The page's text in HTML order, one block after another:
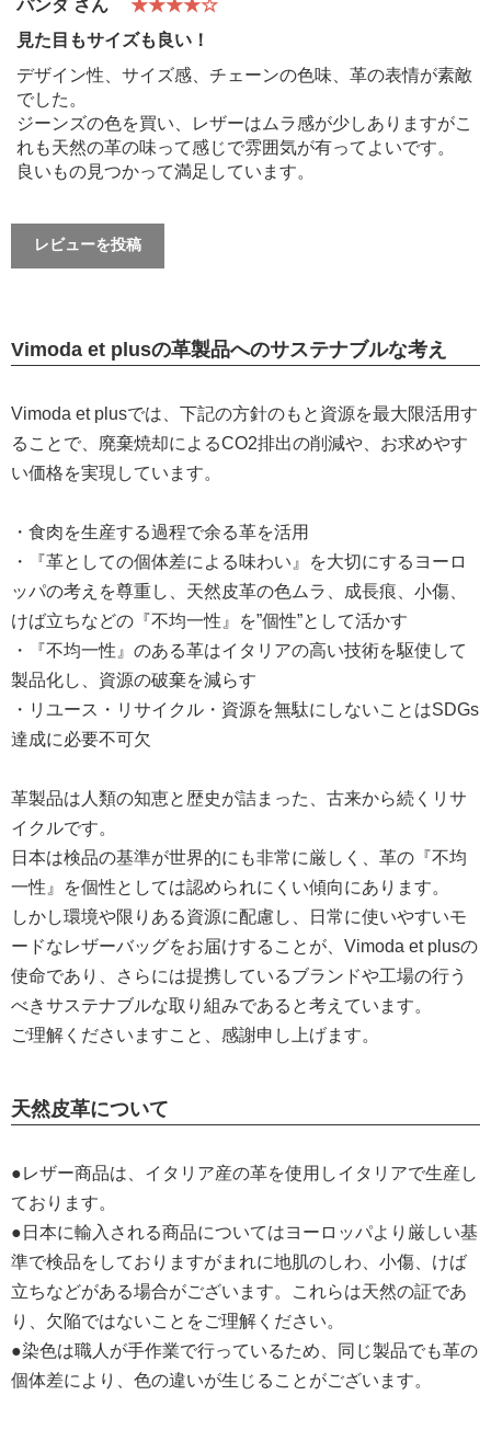
パンダ さん
★★★★☆
見た目もサイズも良い！
デザイン性、サイズ感、チェーンの色味、革の表情が素敵
でした。
ジーンズの色を買い、レザーはムラ感が少しありますがこ
れも天然の革の味って感じで雰囲気が有ってよいです。
良いもの見つかって満足しています。
レビューを投稿
Vimoda et plusの革製品へのサステナブルな考え
Vimoda et plusでは、下記の方針のもと資源を最大限活用す
ることで、廃棄焼却によるCO2排出の削減や、お求めやす
い価格を実現しています。
・食肉を生産する過程で余る革を活用
・『革としての個体差による味わい』を大切にするヨーロ
ッパの考えを尊重し、天然皮革の色ムラ、成長痕、小傷、
けば立ちなどの『不均一性』を”個性”として活かす
・『不均一性』のある革はイタリアの高い技術を駆使して
製品化し、資源の破棄を減らす
・リユース・リサイクル・資源を無駄にしないことはSDGs
達成に必要不可欠
革製品は人類の知恵と歴史が詰まった、古来から続くリサ
イクルです。
日本は検品の基準が世界的にも非常に厳しく、革の『不均
一性』を個性としては認められにくい傾向にあります。
しかし環境や限りある資源に配慮し、日常に使いやすいモ
ードなレザーバッグをお届けすることが、Vimoda et plusの
使命であり、さらには提携しているブランドや工場の行う
べきサステナブルな取り組みであると考えています。
ご理解くださいますこと、感謝申し上げます。
天然皮革について
●レザー商品は、イタリア産の革を使用しイタリアで生産し
ております。
●日本に輸入される商品についてはヨーロッパより厳しい基
準で検品をしておりますがまれに地肌のしわ、小傷、けば
立ちなどがある場合がございます。これらは天然の証であ
り、欠陥ではないことをご理解ください。
●染色は職人が手作業で行っているため、同じ製品でも革の
個体差により、色の違いが生じることがございます。